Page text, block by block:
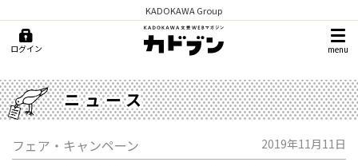
KADOKAWA Group
ログイン menu
ニュース
フェア・キャンペーン 2019年11月11日